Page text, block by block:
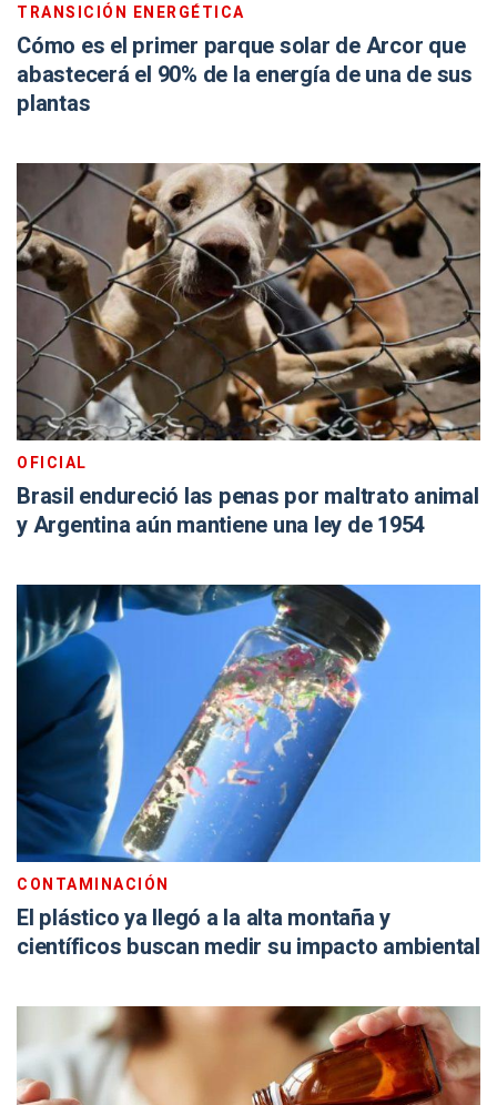
TRANSICIÓN ENERGÉTICA
Cómo es el primer parque solar de Arcor que
abastecerá el 90% de la energía de una de sus
plantas
OFICIAL
Brasil endureció las penas por maltrato animal
y Argentina aún mantiene una ley de 1954
CONTAMINACIÓN
El plástico ya llegó a la alta montaña y
científicos buscan medir su impacto ambiental